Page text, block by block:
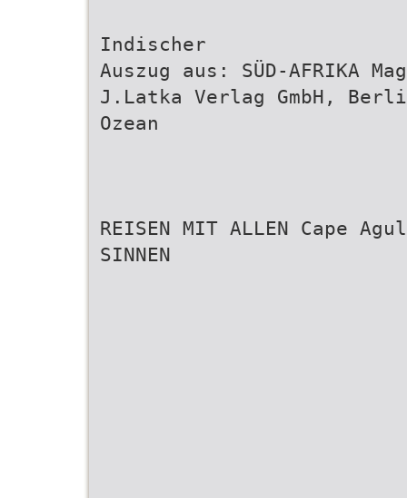
Indischer
Auszug aus: SÜD-AFRIKA
J.Latka Verlag GmbH,
Ozean
REISEN MIT ALLEN Cape
SINNEN